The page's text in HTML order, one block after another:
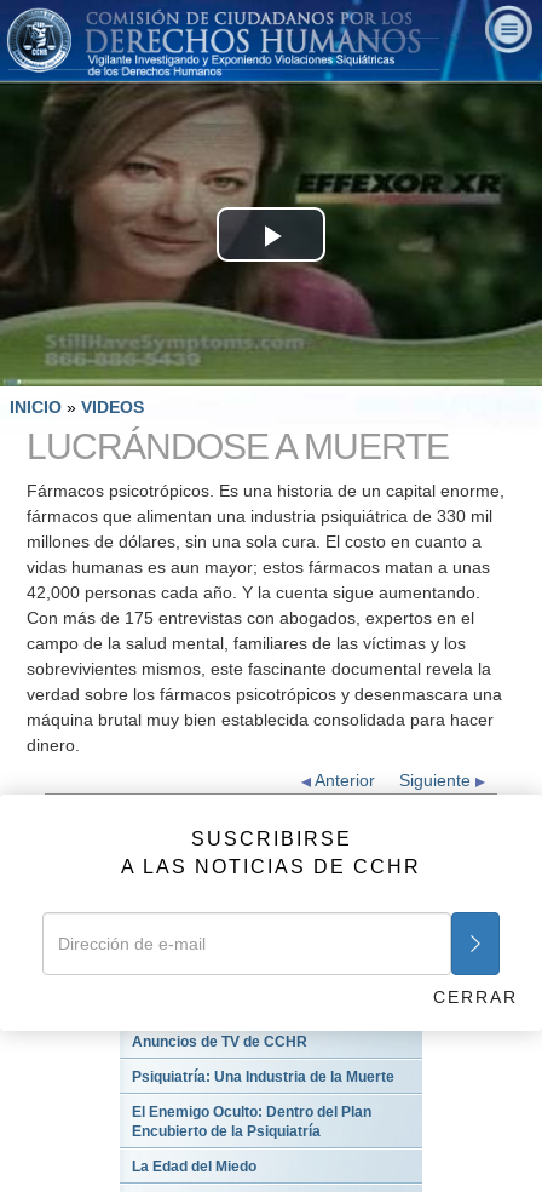
Play
Video
INICIO » VIDEOS
LUCRÁNDOSE A MUERTE
Fármacos psicotrópicos. Es una historia de un capital enorme,
fármacos que alimentan una industria psiquiátrica de 330 mil
millones de dólares, sin una sola cura. El costo en cuanto a
vidas humanas es aun mayor; estos fármacos matan a unas
42,000 personas cada año. Y la cuenta sigue aumentando.
Con más de 175 entrevistas con abogados, expertos en el
campo de la salud mental, familiares de las víctimas y los
sobrevivientes mismos, este fascinante documental revela la
verdad sobre los fármacos psicotrópicos y desenmascara una
máquina brutal muy bien establecida consolidada para hacer
dinero.
Siguiente
Anterior
Anuncios de TV de CCHR
Psiquiatría: Una Industria de la Muerte
El Enemigo Oculto: Dentro del Plan
Encubierto de la Psiquiatría
La Edad del Miedo
SUSCRIBIRSE
A LAS NOTICIAS DE CCHR
CERRAR